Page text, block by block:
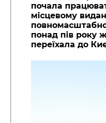
почала
місцевому
понад пів року
переїхала до